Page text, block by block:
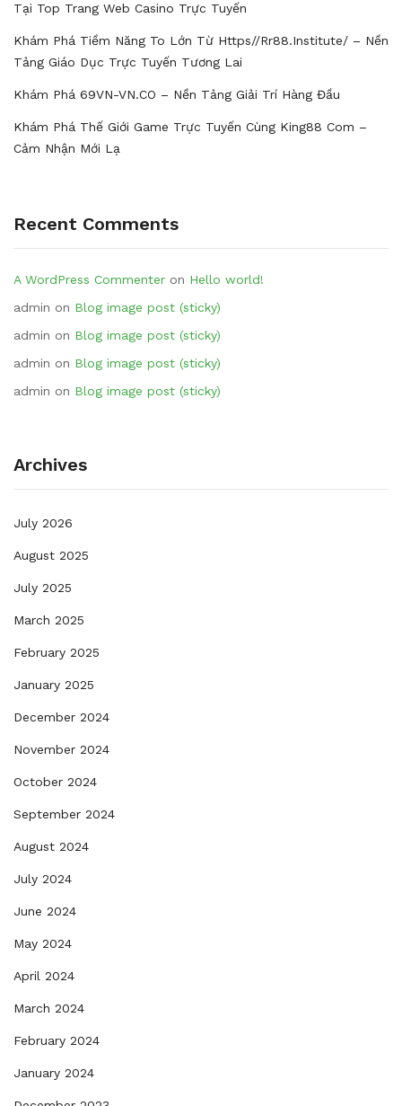
Tại Top Trang Web Casino Trực Tuyến
Khám Phá Tiềm Năng To Lớn Từ Https//rr88.institute/ – Nền
Tảng Giáo Dục Trực Tuyến Tương Lai
Khám Phá 69VN-VN.CO – Nền Tảng Giải Trí Hàng Đầu
Khám Phá Thế Giới Game Trực Tuyến Cùng King88 Com –
Cảm Nhận Mới Lạ
Recent Comments
A WordPress Commenter on Hello world!
admin on Blog image post (sticky)
admin on Blog image post (sticky)
admin on Blog image post (sticky)
admin on Blog image post (sticky)
Archives
July 2026
August 2025
July 2025
March 2025
February 2025
January 2025
December 2024
November 2024
October 2024
September 2024
August 2024
July 2024
June 2024
May 2024
April 2024
March 2024
February 2024
January 2024